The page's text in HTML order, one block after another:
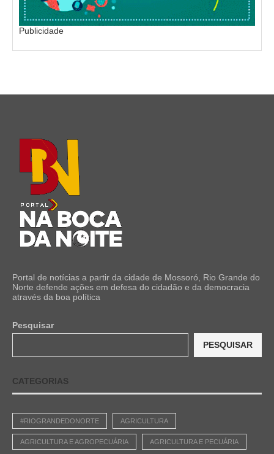
Publicidade
Portal de notícias a partir da cidade de Mossoró, Rio Grande do
Norte defende ações em defesa do cidadão e da democracia
através da boa política
Pesquisar
PESQUISAR
CATEGORIAS
#RIOGRANDEDONORTE AGRICULTURA
AGRICULTURA E AGROPECUÁRIA AGRICULTURA E PECUÁRIA